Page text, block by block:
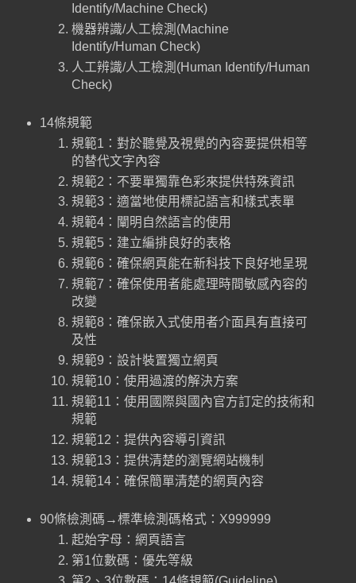
Identify/Machine Check)
機器辨識/人工檢測(Machine
Identify/Human Check)
人工辨識/人工檢測(Human Identify/Human
Check)
14條規範
規範1：對於聽覺及視覺的內容要提供相等
的替代文字內容
規範2：不要單獨靠色彩來提供特殊資訊
規範3：適當地使用標記語言和樣式表單
規範4：闡明自然語言的使用
規範5：建立編排良好的表格
規範6：確保網頁能在新科技下良好地呈現
規範7：確保使用者能處理時間敏感內容的
改變
規範8：確保嵌入式使用者介面具有直接可
及性
規範9：設計裝置獨立網頁
規範10：使用過渡的解決方案
規範11：使用國際與國內官方訂定的技術和
規範
規範12：提供內容導引資訊
規範13：提供清楚的瀏覽網站機制
規範14：確保簡單清楚的網頁內容
90條檢測碼→標準檢測碼格式：X999999
起始字母：網頁語言
第1位數碼：優先等級